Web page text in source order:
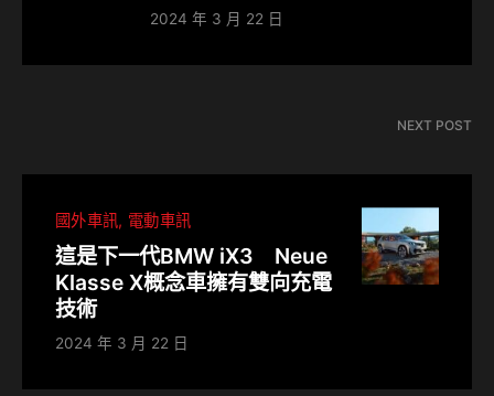
2024 年 3 月 22 日
NEXT POST
國外車訊 電動車訊
這是下一代BMW iX3 Neue
Klasse X概念車擁有雙向充電
技術
2024 年 3 月 22 日